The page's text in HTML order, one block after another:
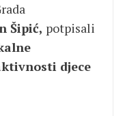
Šipić, potpisali
djece